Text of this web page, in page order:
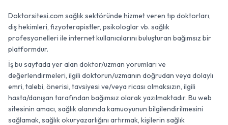
Doktorsitesi.com sağlık sektöründe hizmet veren tıp doktorları,
diş hekimleri, fizyoterapistler, psikologlar vb. sağlık
profesyonelleri ile internet kullanıcılarını buluşturan bağımsız bir
platformdur.
İş bu sayfada yer alan doktor/uzman yorumları ve
değerlendirmeleri, ilgili doktorun/uzmanın doğrudan veya dolaylı
emri, talebi, önerisi, tavsiyesi ve/veya ricası olmaksızın, ilgili
hasta/danışan tarafından bağımsız olarak yazılmaktadır. Bu web
sitesinin amacı, sağlık alanında kamuoyunun bilgilendirilmesini
sağlamak, sağlık okuryazarlığını artırmak, kişilerin sağlık